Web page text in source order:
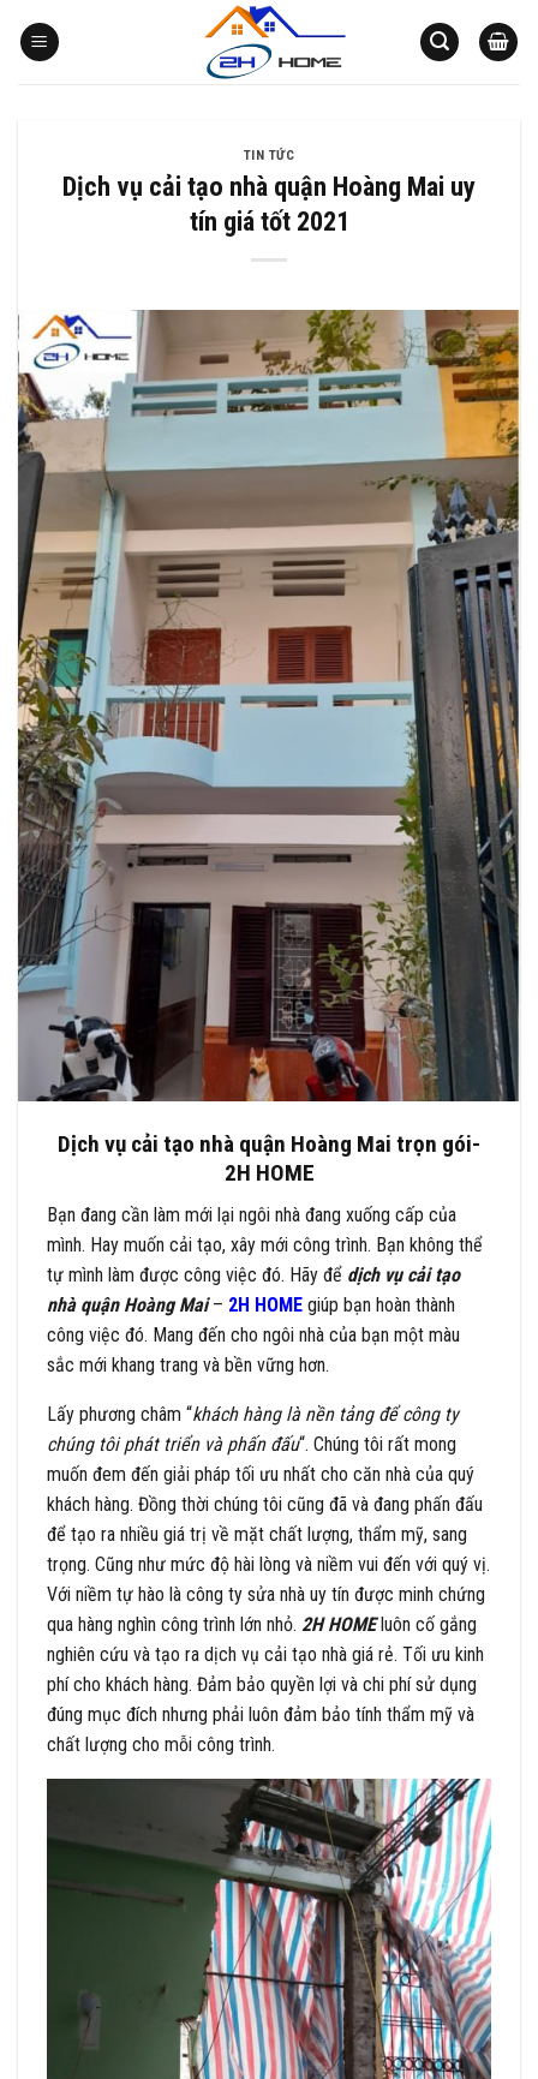
qua
TIN TỨC
Dịch vụ cải tạo nhà quận Hoàng Mai uy
tín giá tốt 2021
Dịch vụ cải tạo nhà quận Hoàng Mai trọn gói-
2H HOME
Bạn đang cần làm mới lại ngôi nhà đang xuống cấp của
mình. Hay muốn cải tạo, xây mới công trình. Bạn không thể
tự mình làm được công việc đó. Hãy để dịch vụ cải tạo
nhà quận Hoàng Mai – 2H HOME giúp bạn hoàn thành
công việc đó. Mang đến cho ngôi nhà của bạn một màu
sắc mới khang trang và bền vững hơn.
Lấy phương châm “khách hàng là nền tảng để công ty
chúng tôi phát triển và phấn đấu“. Chúng tôi rất mong
muốn đem đến giải pháp tối ưu nhất cho căn nhà của quý
khách hàng. Đồng thời chúng tôi cũng đã và đang phấn đấu
để tạo ra nhiều giá trị về mặt chất lượng, thẩm mỹ, sang
trọng. Cũng như mức độ hài lòng và niềm vui đến với quý vị.
Với niềm tự hào là công ty sửa nhà uy tín được minh chứng
qua hàng nghìn công trình lớn nhỏ. 2H HOMEluôn cố gắng
nghiên cứu và tạo ra dịch vụ cải tạo nhà giá rẻ. Tối ưu kinh
phí cho khách hàng. Đảm bảo quyền lợi và chi phí sử dụng
đúng mục đích nhưng phải luôn đảm bảo tính thẩm mỹ và
chất lượng cho mỗi công trình.